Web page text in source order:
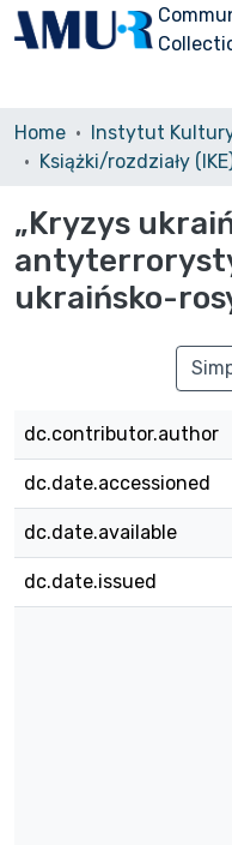
Home
Książki/rozdziały
„Kryzys
ukraińsko-
dc.contributor.author
dc.date.accessioned
dc.date.available
dc.date.issued